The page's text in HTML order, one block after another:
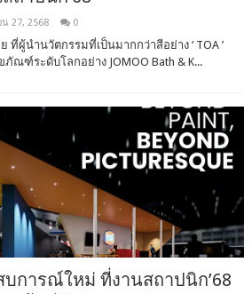
น 27, 2568 0
ผู้นำนวัตกรรมที่เป็นมากกว่าสีอย่าง ‘ TOA ’
ฑ์ระดับโลกอย่าง JOMOO Bath & K...
บการณ์ใหม่ ที่งานสถาปนิก’68